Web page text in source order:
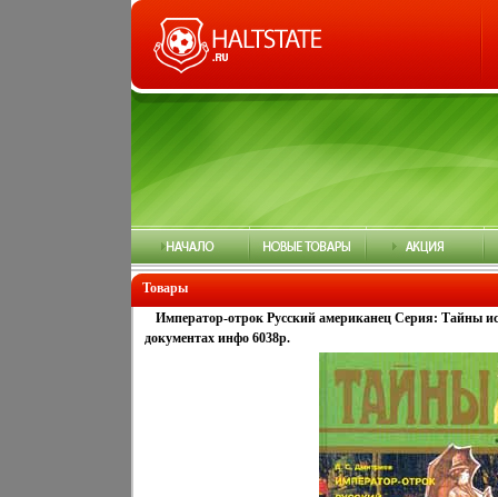
Товары
Император-отрок Русский американец Серия: Тайны
документах инфо 6038p.